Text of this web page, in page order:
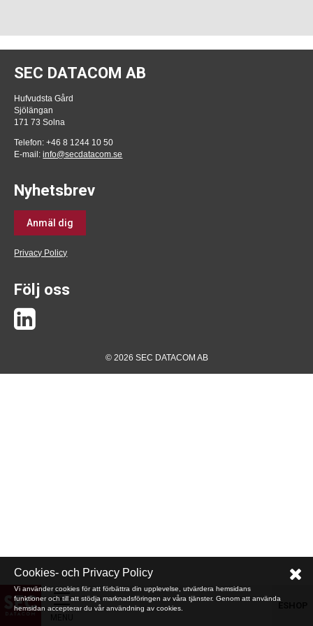
SEC DATACOM AB
Hufvudsta Gård
Sjölängan
171 73 Solna
Telefon: +46 8 1244 10 50
E-mail:info@secdatacom.se
Nyhetsbrev
Anmäl dig
Privacy Policy
Följ oss
© 2026 SEC DATACOM AB
Cookies- och Privacy Policy
Vi använder cookies för att förbättra din upplevelse, utvärdera hemsidans
funktioner och till att stödja marknadsföringen av våra tjänster. Genom att använda
hemsidan accepterar du vår användning av cookies.